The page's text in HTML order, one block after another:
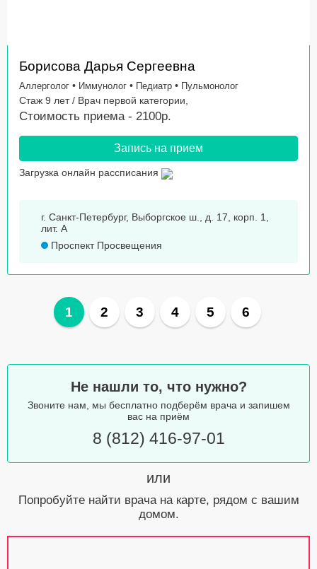
Борисова Дарья Сергеевна
Аллерголог • Иммунолог • Педиатр • Пульмонолог
Стаж 9 лет / Врач первой категории,
Стоимость приема - 2100р.
Запись на прием
Загрузка онлайн рассписания
г. Санкт-Петербург, Выборгское ш., д. 17, корп. 1,
лит. А
Проспект Просвещения
1 2 3 4 5 6
Не нашли то, что нужно?
Звоните нам, мы бесплатно подберём врача и запишем
вас на приём
8 (812) 416-97-01
или
Попробуйте найти врача на карте, рядом с вашим
домом.